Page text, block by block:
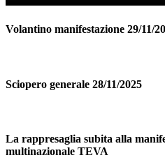
Volantino manifestazione 29/11/
Sciopero generale 28/11/2025
La rappresaglia subita alla
multinazionale TEVA